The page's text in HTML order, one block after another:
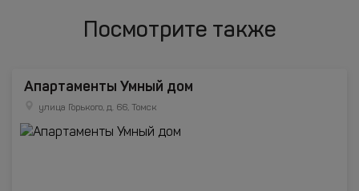
Посмотрите также
Апартаменты Умный дом
улица Горького, д. 66, Томск